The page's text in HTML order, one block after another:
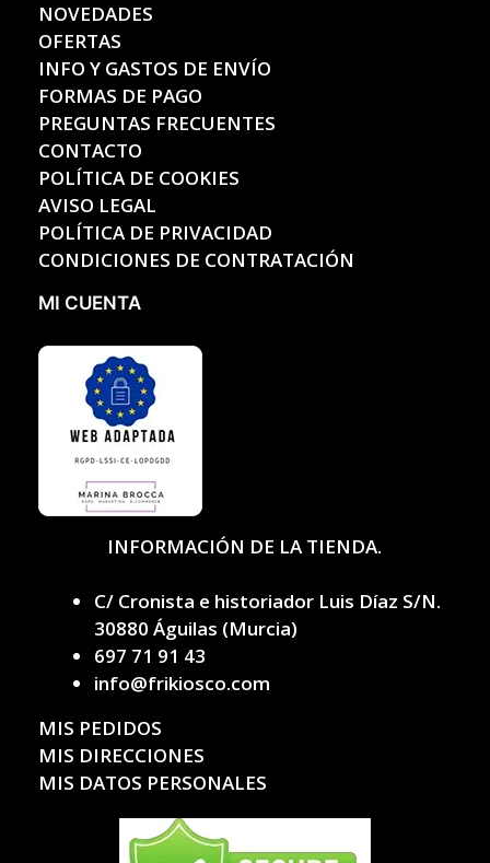
NOVEDADES
OFERTAS
INFO Y GASTOS DE ENVÍO
FORMAS DE PAGO
PREGUNTAS FRECUENTES
CONTACTO
POLÍTICA DE COOKIES
AVISO LEGAL
POLÍTICA DE PRIVACIDAD
CONDICIONES DE CONTRATACIÓN
MI CUENTA
INFORMACIÓN DE LA TIENDA.
C/ Cronista e historiador Luis Díaz S/N.
30880 Águilas (Murcia)
697 71 91 43
info@frikiosco.com
MIS PEDIDOS
MIS DIRECCIONES
MIS DATOS PERSONALES